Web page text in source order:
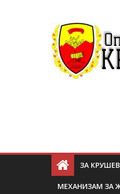
ЗА
МЕХАНИЗАМ ЗА